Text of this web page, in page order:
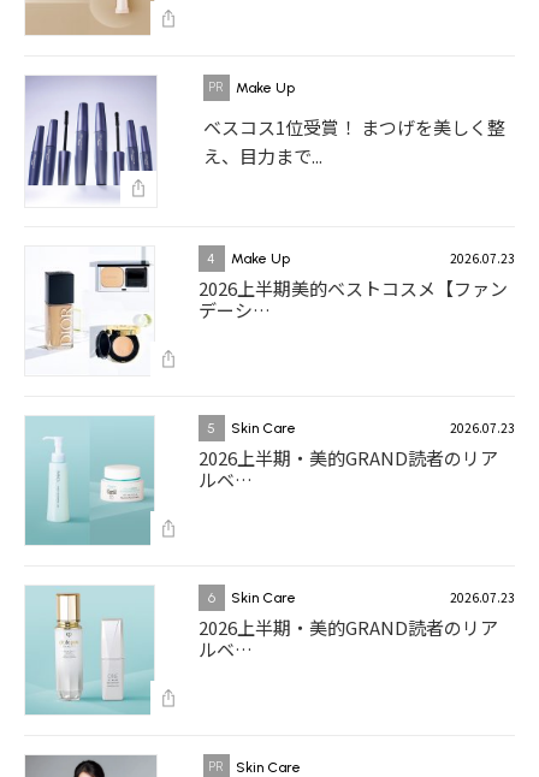
Make Up
ベスコス1位受賞！ まつげを美しく整
え、目力まで...
4 Make Up 2026.07.23
2026上半期美的ベストコスメ【ファン
デーシ…
5 Skin Care 2026.07.23
2026上半期・美的GRAND読者のリア
ルベ…
6 Skin Care 2026.07.23
2026上半期・美的GRAND読者のリア
ルベ…
Skin Care